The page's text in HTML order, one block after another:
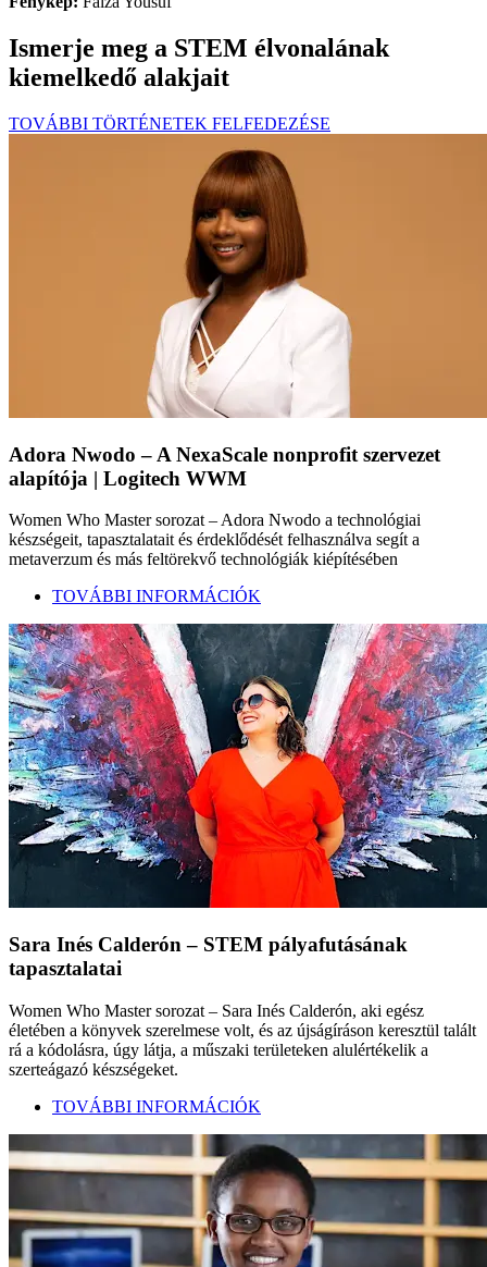
Ismerje meg a STEM élvonalának
kiemelkedő alakjait
TOVÁBBI TÖRTÉNETEK FELFEDEZÉSE
Adora Nwodo – A NexaScale nonprofit szervezet
alapítója | Logitech WWM
Women Who Master sorozat – Adora Nwodo a technológiai
készségeit, tapasztalatait és érdeklődését felhasználva segít a
metaverzum és más feltörekvő technológiák kiépítésében
TOVÁBBI INFORMÁCIÓK
Sara Inés Calderón – STEM pályafutásának
tapasztalatai
Women Who Master sorozat – Sara Inés Calderón, aki egész
életében a könyvek szerelmese volt, és az újságíráson keresztül talált
rá a kódolásra, úgy látja, a műszaki területeken alulértékelik a
szerteágazó készségeket.
TOVÁBBI INFORMÁCIÓK